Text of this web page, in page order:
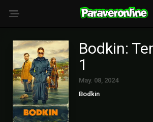
Bodkin:
1
May. 08, 2024
Bodkin